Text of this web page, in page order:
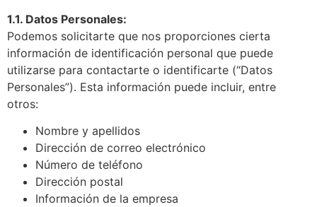
1.1. Datos Personales:
Podemos solicitarte que nos proporciones cierta
información de identificación personal que puede
utilizarse para contactarte o identificarte (“Datos
Personales”). Esta información puede incluir, entre
otros:
Nombre y apellidos
Dirección de correo electrónico
Número de teléfono
Dirección postal
Información de la empresa